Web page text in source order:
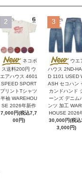
2
ネコポ
ス送料200円 ウ
エアハウス 4601
SPEED SPORT
プリントTシャツ
半袖 WAREHOU
SE 2026年新作
7,000円(税込7,7
00円)
3
ウエ
ハウス 2ND-
D 1101 USED
ASH セコハン
カンドハンド
ーンズ デニム
ンツ 加工
HOUSE 2026
30,000円(税込
3,000円)